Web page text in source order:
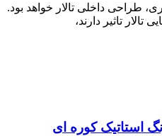
طراحی داخلی تالار خواهد بود.
تاثیر دارند،
استاتیک کوره ای